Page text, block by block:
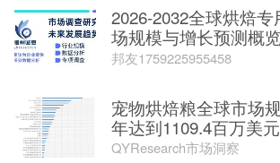
2026-2032全球烘焙
场规模与增长预测概
邦友1759225955458
宠物烘焙粮全球市场
年达到1109.4百万美元
QYResearch市场洞察